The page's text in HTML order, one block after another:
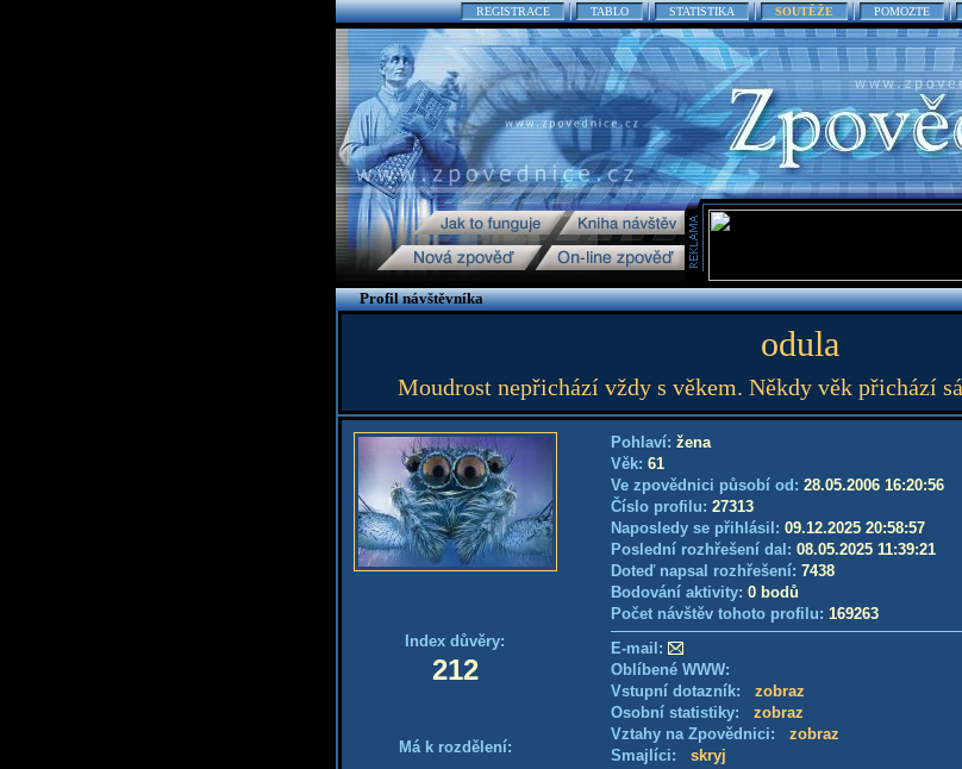
REGISTRACE TABLO STATISTIKA SOUTĚŽE POMOZTE
Profil návštěvníka
odula
Moudrost nepřichází vždy s věkem. Někdy věk přichází
Index důvěry:
212
Má k rozdělení:
Pohlaví: žena
Věk: 61
Ve zpovědnici působí od: 28.05.2006 16:20:56
Číslo profilu: 27313
Naposledy se přihlásil: 09.12.2025 20:58:57
Poslední rozhřešení dal: 08.05.2025 11:39:21
Doteď napsal rozhřešení: 7438
Bodování aktivity: 0 bodů
Počet návštěv tohoto profilu: 169263
E-mail:
Oblíbené WWW:
Vstupní dotazník: zobraz
Osobní statistiky: zobraz
Vztahy na Zpovědnici: zobraz
Smajlíci: skryj